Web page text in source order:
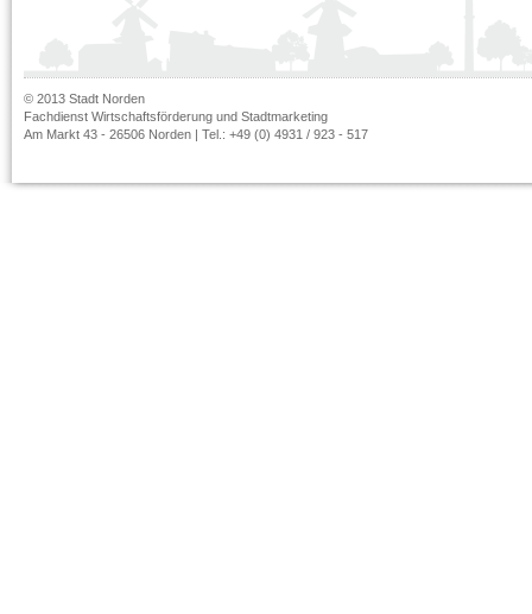
© 2013 Stadt Norden
Fachdienst Wirtschaftsförderung und Stadtmarketing
Am Markt 43 - 26506 Norden | Tel.: +49 (0) 4931 / 923 - 517